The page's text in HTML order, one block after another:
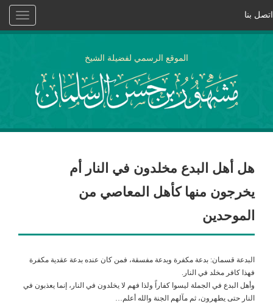
Toggle
اتصل بنا
الموقع الرسمي لفضيلة الشيخ
هل أهل البدع مخلدون في النار أم
يخرجون منها كأهل المعاصي من
الموحدين
البدعة قسمان: بدعة مكفرة وبدعة مفسقة، فمن كان عنده بدعة عقدية مكفرة
فهذا كافر مخلد في النار.
وأهل البدع في الجملة ليسوا كفاراً ولذا فهم لا يخلدون في النار، إنما يعذبون في
النار حتى يطهرون، ثم مآلهم الجنة والله أعلم…